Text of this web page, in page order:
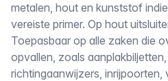
metalen, hout en kunststof
vereiste primer. Op hout
Toepasbaar op alle zaken die
opvallen, zoals
richtingaanwijzers, inrijpoorten,